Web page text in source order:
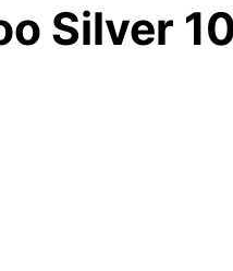
Silver